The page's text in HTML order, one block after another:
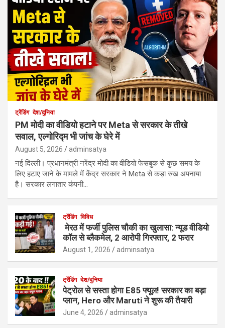
ट्रेंडिंग देश/दुनिया
PM मोदी का वीडियो हटाने पर Meta से सरकार के तीखे
सवाल, एल्गोरिद्म भी जांच के घेरे में
August 5, 2026 adminsatya
नई दिल्ली। प्रधानमंत्री नरेंद्र मोदी का वीडियो फेसबुक से कुछ समय के
लिए हटाए जाने के मामले में केंद्र सरकार ने Meta से कड़ा रुख अपनाया
है। सरकार लगातार कंपनी…
ट्रेंडिंग विविध
मेरठ में फर्जी पुलिस चौकी का खुलासा: न्यूड वीडियो
कॉल से ब्लैकमेल, 2 आरोपी गिरफ्तार, 2 फरार
August 1, 2026 adminsatya
ट्रेंडिंग देश/दुनिया
पेट्रोल से सस्ता होगा E85 फ्यूल! सरकार का बड़ा
प्लान, Hero और Maruti ने शुरू की तैयारी
June 4, 2026 adminsatya